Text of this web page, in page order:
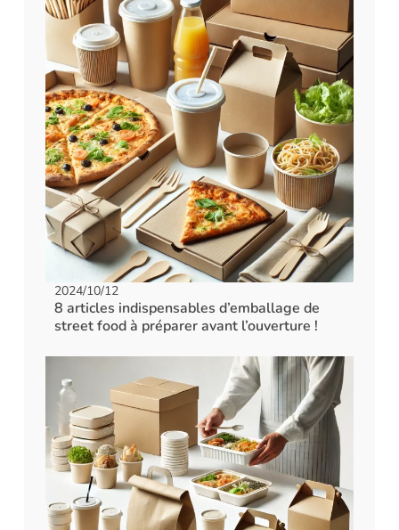
2024/10/12
8 articles indispensables d’emballage de
street food à préparer avant l’ouverture !